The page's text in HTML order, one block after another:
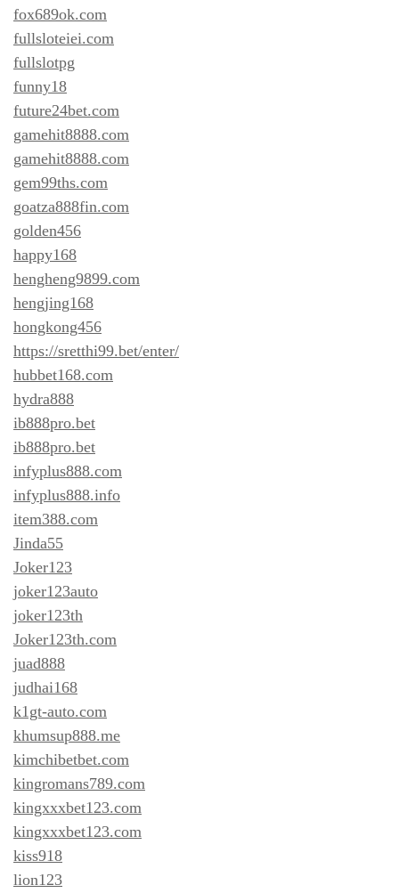
fox689ok.com
fullsloteiei.com
fullslotpg
funny18
future24bet.com
gamehit8888.com
gamehit8888.com
gem99ths.com
goatza888fin.com
golden456
happy168
hengheng9899.com
hengjing168
hongkong456
https://sretthi99.bet/enter/
hubbet168.com
hydra888
ib888pro.bet
ib888pro.bet
infyplus888.com
infyplus888.info
item388.com
Jinda55
Joker123
joker123auto
joker123th
Joker123th.com
juad888
judhai168
k1gt-auto.com
khumsup888.me
kimchibetbet.com
kingromans789.com
kingxxxbet123.com
kingxxxbet123.com
kiss918
lion123